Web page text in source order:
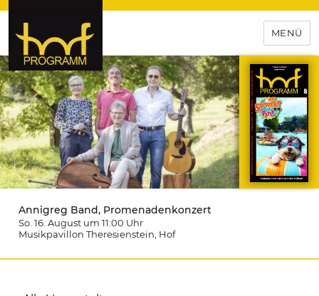
hof-programm – das
Veranstaltungsportal für
Hochfranken
MENÜ
Annigreg Band, Promenadenkonzert
So. 16. August um 11:00 Uhr
Musikpavillon Theresienstein , Hof